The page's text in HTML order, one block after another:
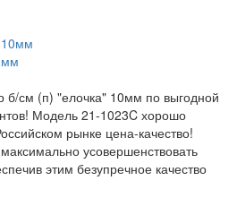
б/см (п) "елочка" 10мм по выгодной
Модель 21-1023C хорошо
рынке цена-качество!
усовершенствовать
этим безупречное качество